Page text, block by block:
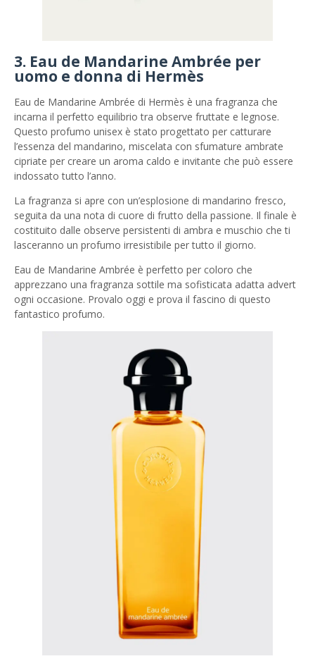
3. Eau de Mandarine Ambrée per
uomo e donna di Hermès
Eau de Mandarine Ambrée di Hermès è una fragranza che
incarna il perfetto equilibrio tra observe fruttate e legnose.
Questo profumo unisex è stato progettato per catturare
l’essenza del mandarino, miscelata con sfumature ambrate
cipriate per creare un aroma caldo e invitante che può essere
indossato tutto l’anno.
La fragranza si apre con un’esplosione di mandarino fresco,
seguita da una nota di cuore di frutto della passione. Il finale è
costituito dalle observe persistenti di ambra e muschio che ti
lasceranno un profumo irresistibile per tutto il giorno.
Eau de Mandarine Ambrée è perfetto per coloro che
apprezzano una fragranza sottile ma sofisticata adatta advert
ogni occasione. Provalo oggi e prova il fascino di questo
fantastico profumo.